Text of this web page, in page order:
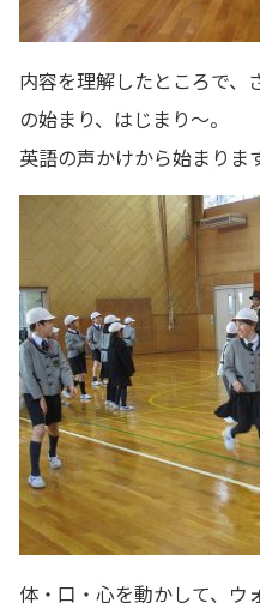
内容を理解したところで、
の始まり、はじまり～。
英語の声かけから始まりま
体・口・心を動かして、ウ